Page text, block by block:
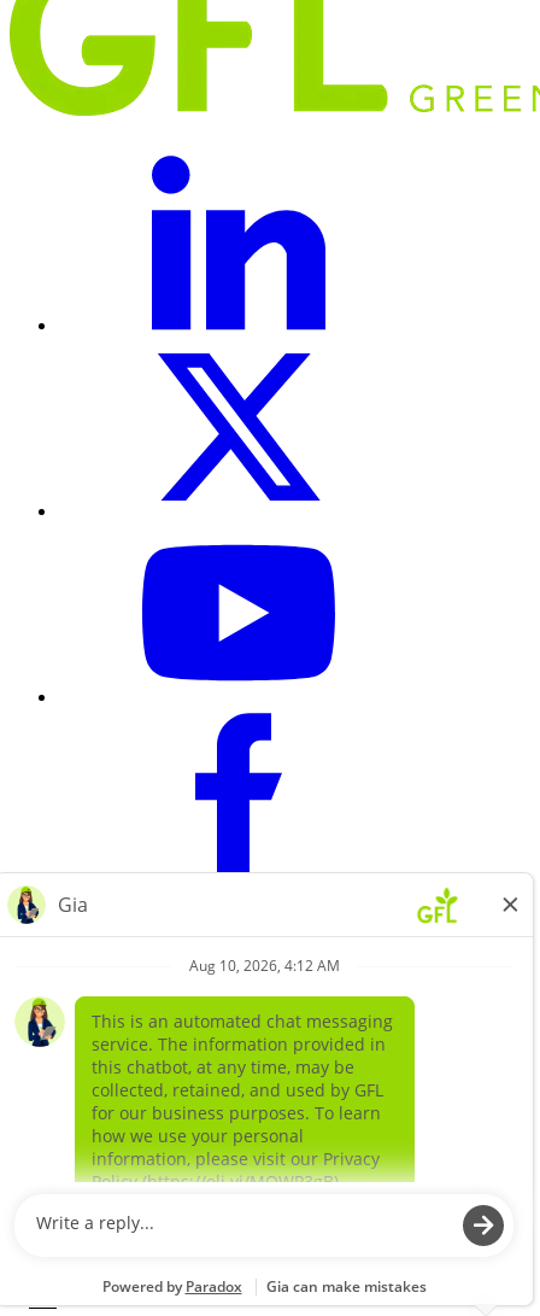
Learn more about
our companies
GFL ENVIRONMENTAL SERVICES LIQUIDS AND
GFL Environmental Inc. | Green Today. Green For Life.™